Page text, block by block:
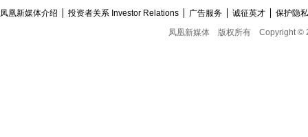
凤凰新媒体介绍 投资者关系 Investor Relations 广告服务 诚征英才
保护隐
凤凰新媒体
版权所有 Copyright ©